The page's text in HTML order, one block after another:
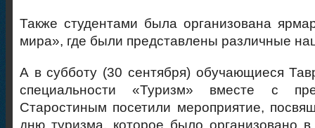
Также студентами была организована
мира», где были представлены различные
А в субботу (30 сентября) обучающиеся
специальности «Туризм» вместе с
Старостиным посетили мероприятие,
дню туризма, которое было организовано